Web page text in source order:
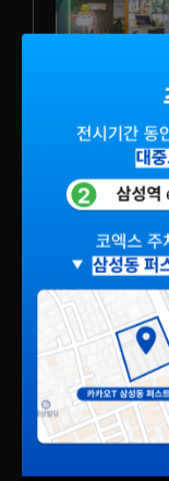
특별기획
건설·건축·인
트렌드에 입각